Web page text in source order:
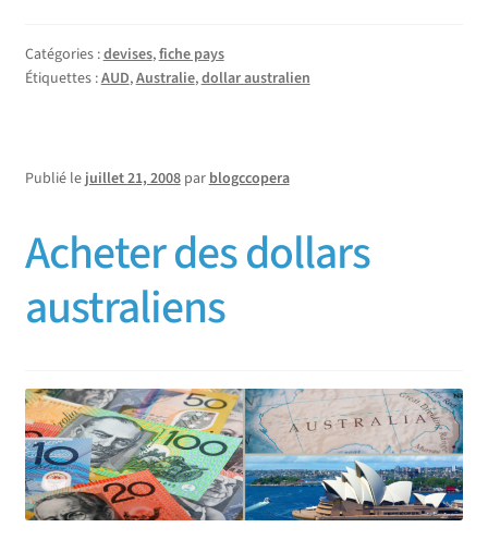
Catégories :devises,fiche pays
Étiquettes :AUD,Australie,dollar australien
Publié lejuillet 21, 2008 parblogccopera
Acheter des dollars
australiens